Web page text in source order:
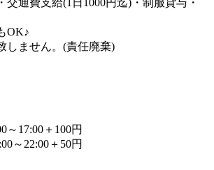
OK♪
しません。(責任廃棄)
～17:00＋100円
＋50円